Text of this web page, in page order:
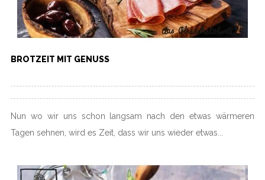
BROTZEIT MIT GENUSS
Nun wo wir uns schon langsam nach den etwas wärmeren
Tagen sehnen, wird es Zeit, dass wir uns wieder etwas...